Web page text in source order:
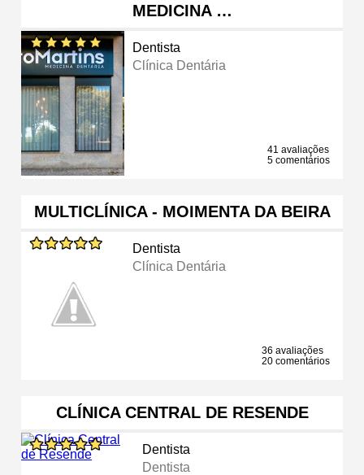
MEDICINA …
Dentista
Clínica Dentária
41 avaliações
5 comentários
MULTICLÍNICA - MOIMENTA DA BEIRA
Dentista
Clínica Dentária
36 avaliações
20 comentários
CLÍNICA CENTRAL DE RESENDE
Dentista
Dentista